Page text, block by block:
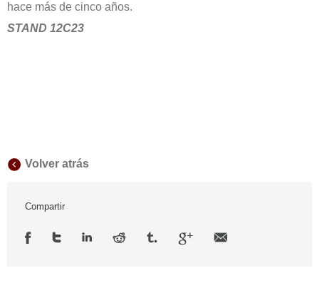
hace más de cinco años.
STAND 12C23
Volver atrás
Compartir